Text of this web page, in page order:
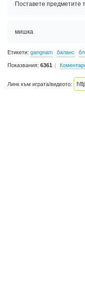
Поставете предметите
мишка
Етикети: gangnam баланс
Показвания: 6361
Линк към играта/видеото: